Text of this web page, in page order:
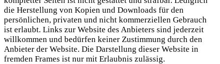
die Herstellung von Kopien und Downloads für den
persönlichen, privaten und nicht kommerziellen Gebrauch
ist erlaubt. Links zur Website des Anbieters sind jederzeit
willkommen und bedürfen keiner Zustimmung durch den
Anbieter der Website. Die Darstellung dieser Website in
fremden Frames ist nur mit Erlaubnis zulässig.